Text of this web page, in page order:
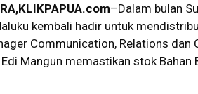
–Dalam bulan
kembali hadir untuk
Communication, Relations dan
Edi Mangun memastikan stok